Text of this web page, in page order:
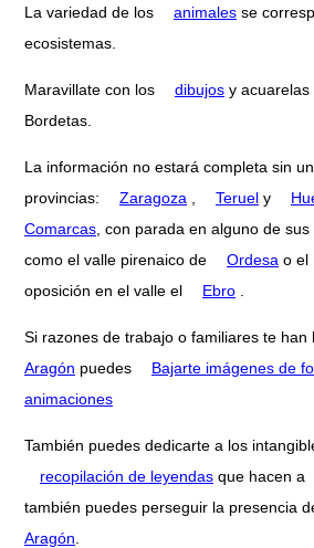
La variedad de los animales se
ecosistemas.
Maravillate con los dibujos y acuarelas
Bordetas.
La información no estará completa sin
provincias:
Zaragoza Teruel y
Comarcas , con parada en alguno de
como el valle pirenaico de
Ordesa o el
oposición en el valle el
Ebro
Si razones de trabajo o familiares te han
Aragón puedes
Bajarte imágenes de
animaciones
También puedes dedicarte a los
recopilación de leyendas que hacen a
también puedes perseguir la presencia
Aragón